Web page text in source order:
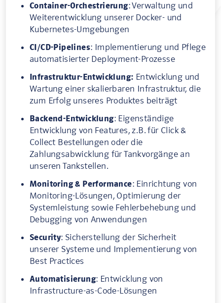
Container-Orchestrierung: Verwaltung und
Weiterentwicklung unserer Docker- und
Kubernetes-Umgebungen
CI/CD-Pipelines: Implementierung und Pflege
automatisierter Deployment-Prozesse
Infrastruktur-Entwicklung: Entwicklung und
Wartung einer skalierbaren Infrastruktur, die
zum Erfolg unseres Produktes beiträgt
Backend-Entwicklung: Eigenständige
Entwicklung von Features, z.B. für Click &
Collect Bestellungen oder die
Zahlungsabwicklung für Tankvorgänge an
unseren Tankstellen.
Monitoring & Performance: Einrichtung von
Monitoring-Lösungen, Optimierung der
Systemleistung sowie Fehlerbehebung und
Debugging von Anwendungen
Security: Sicherstellung der Sicherheit
unserer Systeme und Implementierung von
Best Practices
Automatisierung: Entwicklung von
Infrastructure-as-Code-Lösungen